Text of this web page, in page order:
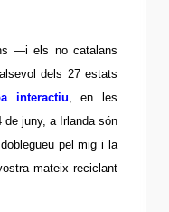
—i els no catalans
dels 27 estats
interactiu, en les
de juny, a Irlanda són
pel mig i la
mateix reciclant